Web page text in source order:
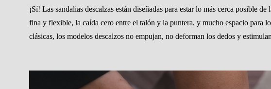
¡Sí! Las sandalias descalzas están diseñadas para estar lo más cerca posible
fina y flexible, la caída cero entre el talón y la puntera, y mucho espacio para
clásicas, los modelos descalzos no empujan, no deforman los dedos y